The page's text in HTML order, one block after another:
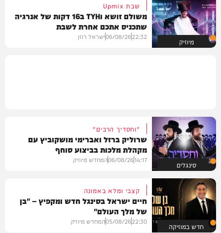
מיוזיק
שבת Upmix
משולם זושא וTYH ב16 דקות של אנרגיה
שתכניס אתכם אחרת לשבת
22:32
06/08/26ישראל רוזן
סינגלים
"וחסדיך הרבים"
שרוליק ברזל ואברימי מושקוביץ עם
מקהלת מלכות בביצוע סוחף
14:17
06/08/26המחדש מיוזיק
חדש במוזיקה
קצבי ומלא באמונה
חיים ישראל בסינגל חדש ומקפיץ – "בן
של מלך העולם"
22:30
05/08/26המחדש מיוזיק